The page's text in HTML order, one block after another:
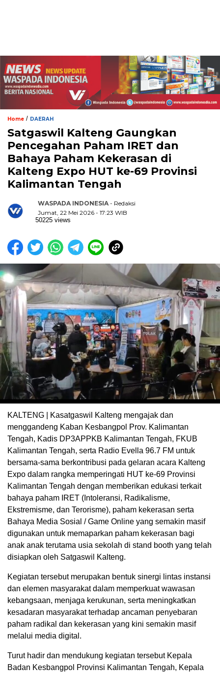
Home / DAERAH
Satgaswil Kalteng Gaungkan
Pencegahan Paham IRET dan
Bahaya Paham Kekerasan di
Kalteng Expo HUT ke-69 Provinsi
Kalimantan Tengah
WASPADA INDONESIA - Redaksi
Jumat, 22 Mei 2026 - 17:23 WIB
50225 views
KALTENG | Kasatgaswil Kalteng mengajak dan
menggandeng Kaban Kesbangpol Prov. Kalimantan
Tengah, Kadis DP3APPKB Kalimantan Tengah, FKUB
Kalimantan Tengah, serta Radio Evella 96.7 FM untuk
bersama-sama berkontribusi pada gelaran acara Kalteng
Expo dalam rangka memperingati HUT ke-69 Provinsi
Kalimantan Tengah dengan memberikan edukasi terkait
bahaya paham IRET (Intoleransi, Radikalisme,
Ekstremisme, dan Terorisme), paham kekerasan serta
Bahaya Media Sosial / Game Online yang semakin masif
digunakan untuk memaparkan paham kekerasan bagi
anak anak terutama usia sekolah di stand booth yang telah
disiapkan oleh Satgaswil Kalteng.
Kegiatan tersebut merupakan bentuk sinergi lintas instansi
dan elemen masyarakat dalam memperkuat wawasan
kebangsaan, menjaga kerukunan, serta meningkatkan
kesadaran masyarakat terhadap ancaman penyebaran
paham radikal dan kekerasan yang kini semakin masif
melalui media digital.
Turut hadir dan mendukung kegiatan tersebut Kepala
Badan Kesbangpol Provinsi Kalimantan Tengah, Kepala